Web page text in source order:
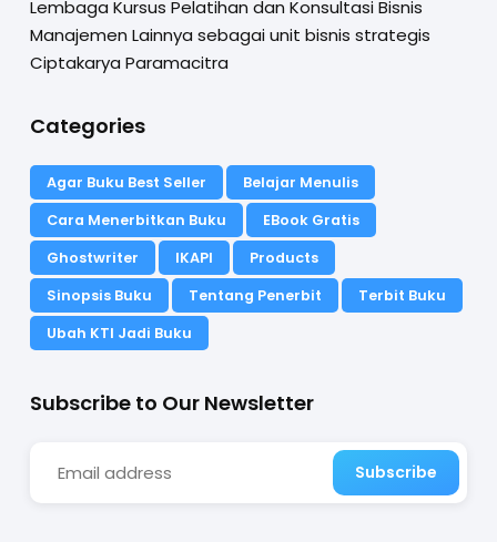
Lembaga Kursus Pelatihan dan Konsultasi Bisnis
Manajemen Lainnya sebagai unit bisnis strategis
Ciptakarya Paramacitra
Categories
Agar Buku Best Seller
Belajar Menulis
Cara Menerbitkan Buku
EBook Gratis
Ghostwriter
IKAPI
Products
Sinopsis Buku
Tentang Penerbit
Terbit Buku
Ubah KTI Jadi Buku
Subscribe to Our Newsletter